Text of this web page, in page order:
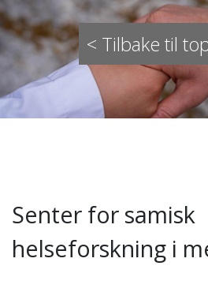
< Tilbake til
Senter for samisk
helseforskning i